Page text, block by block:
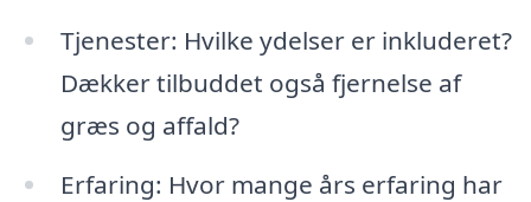
Tjenester: Hvilke ydelser er inkluderet?
Dækker tilbuddet også fjernelse af
græs og affald?
Erfaring: Hvor mange års erfaring har